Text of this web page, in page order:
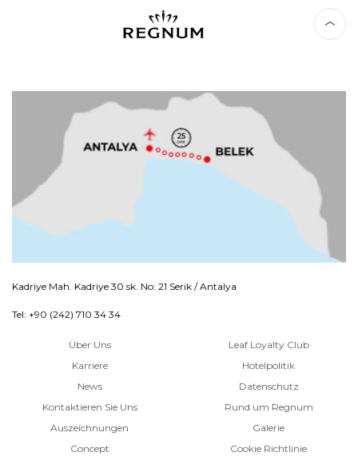
Kadriye Mah. Kadriye 30 sk. No: 21 Serik / Antalya
Tel: +90 (242) 710 34 34
Über Uns
Karriere
News
Kontaktieren Sie Uns
Auszeichnungen
Concept
Leaf Loyalty Club
Hotelpolitik
Datenschutz
Rund um Regnum
Galerie
Cookie Richtlinie